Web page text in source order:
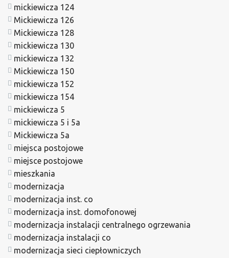
mickiewicza 124
Mickiewicza 126
Mickiewicza 128
mickiewicza 130
mickiewicza 132
Mickiewicza 150
mickiewicza 152
mickiewicza 154
mickiewicza 5
mickiewicza 5 i 5a
Mickiewicza 5a
miejsca postojowe
miejsce postojowe
mieszkania
modernizacja
modernizacja inst. co
modernizacja inst. domofonowej
modernizacja instalacji centralnego ogrzewania
modernizacja instalacji co
modernizacja sieci ciepłowniczych